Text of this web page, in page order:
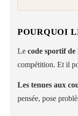
POURQUOI
Le code sportif
compétition. Et il
Les tenues aux
pensée, pose